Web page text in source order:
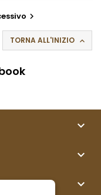

TORNA ALL'INIZIO 


